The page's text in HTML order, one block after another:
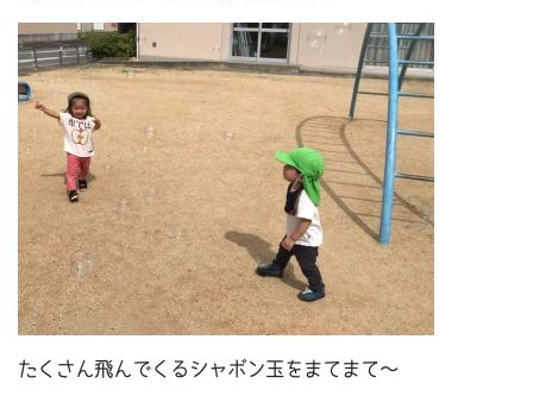
たくさん飛んでくるシャボン玉をまてまて～